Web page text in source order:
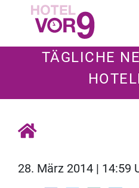
TÄGLICHE
28. März 2014 | 14:59